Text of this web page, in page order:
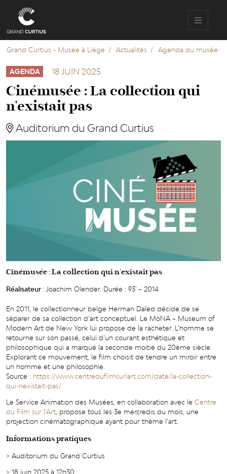
contenu
principal
Grand Curtius - Musée à Liège
Actualités Agenda du musée
AGENDA 18 JUIN 2025
Cinémusée : La collection qui
n'existait pas
Auditorium du Grand Curtius
Cinémusée : La collection qui n'existait pas
Réalisateur : Joachim Olender. Durée : 93' – 2014
En 2011, le collectionneur belge Herman Daled décide de se
séparer de sa collection d’art conceptuel. Le MoNA – Museum of
Modern Art de New York lui propose de la racheter. L’homme se
retourne sur son passé, celui d’un courant esthétique et
philosophique qui a marqué la seconde moitié du 20ème siècle.
Explorant ce mouvement, le film choisit de tendre un miroir entre
un homme et une philosophie.
Source : https://www.centredufilmsurlart.com/date/la-collection-
qui-nexistait-pas/
Le Service Animation des Musées, en collaboration avec le Centre
du Film sur l’Art , propose tous les 3e mercredis du mois, une
projection cinématographique ayant pour thème l’art.
Informations pratiques
> Auditorium du Grand Curtius
> 18 juin 2025 à 12h30